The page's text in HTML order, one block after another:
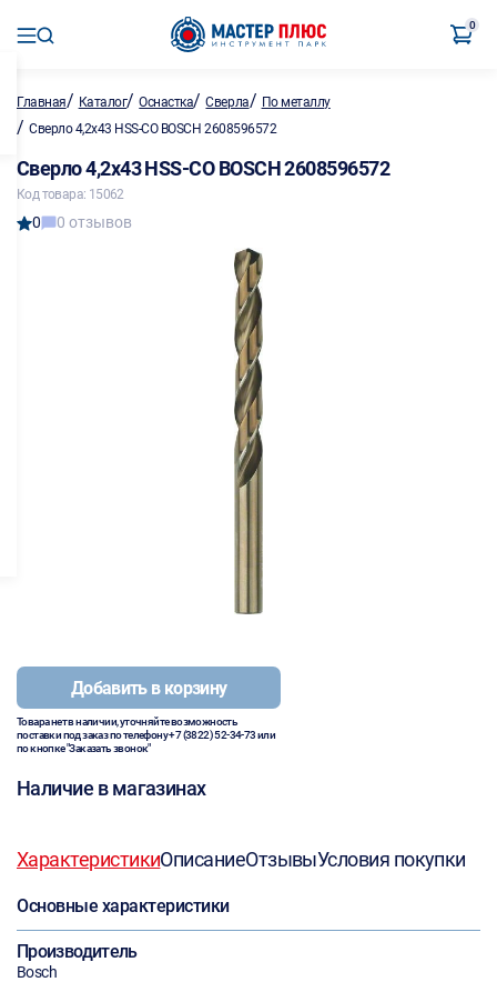
0
Главная/ Каталог/Оснастка/Сверла/ По металлу
/ Сверло 4,2х43 HSS-CO BOSCH 2608596572
Сверло 4,2х43 HSS-CO BOSCH 2608596572
Код товара: 15062
0 0 отзывов
Добавить в корзину
Товара нет в наличии, уточняйте возможность
поставки под заказ по телефону+7 (3822) 52-34-73или
по кнопке "Заказать звонок"
Наличие в магазинах
ХарактеристикиОписаниеОтзывыУсловия покупки
Основные характеристики
Производитель
Bosch